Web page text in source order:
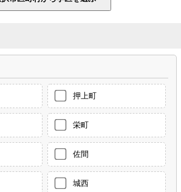
押上町
栄町
佐間
城西